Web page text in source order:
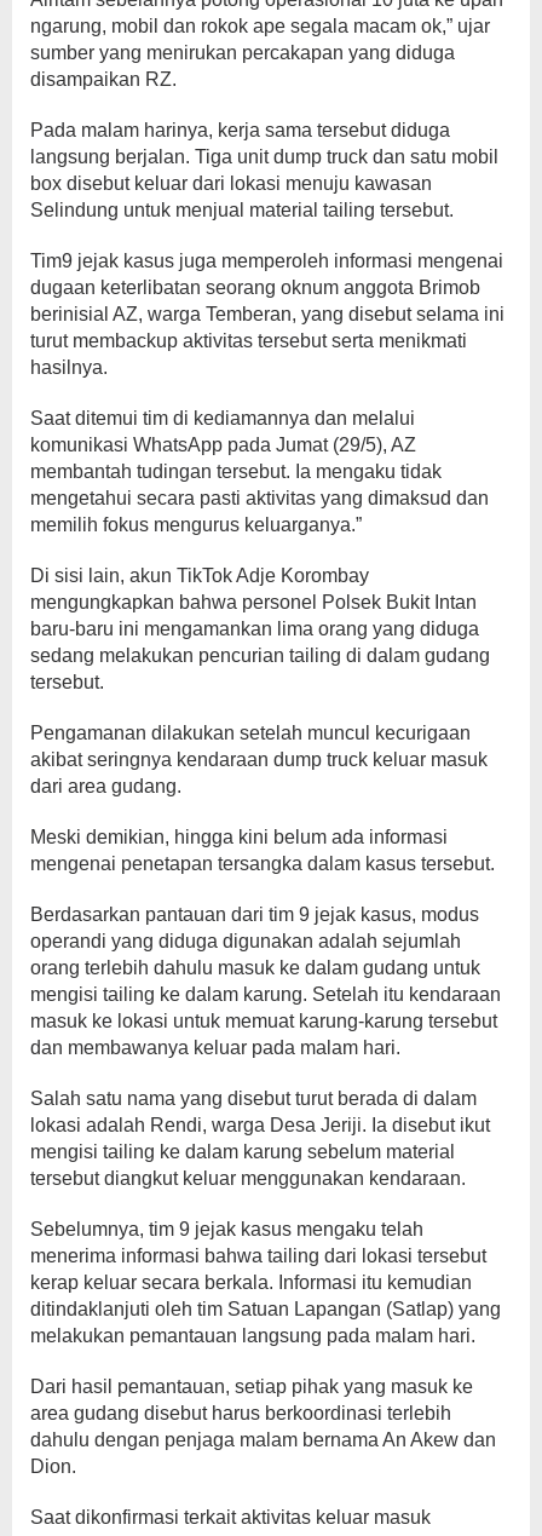
ngarung, mobil dan rokok ape segala macam ok,” ujar
sumber yang menirukan percakapan yang diduga
disampaikan RZ.
Pada malam harinya, kerja sama tersebut diduga
langsung berjalan. Tiga unit dump truck dan satu mobil
box disebut keluar dari lokasi menuju kawasan
Selindung untuk menjual material tailing tersebut.
Tim9 jejak kasus juga memperoleh informasi mengenai
dugaan keterlibatan seorang oknum anggota Brimob
berinisial AZ, warga Temberan, yang disebut selama ini
turut membackup aktivitas tersebut serta menikmati
hasilnya.
Saat ditemui tim di kediamannya dan melalui
komunikasi WhatsApp pada Jumat (29/5), AZ
membantah tudingan tersebut. Ia mengaku tidak
mengetahui secara pasti aktivitas yang dimaksud dan
memilih fokus mengurus keluarganya.”
Di sisi lain, akun TikTok Adje Korombay
mengungkapkan bahwa personel Polsek Bukit Intan
baru-baru ini mengamankan lima orang yang diduga
sedang melakukan pencurian tailing di dalam gudang
tersebut.
Pengamanan dilakukan setelah muncul kecurigaan
akibat seringnya kendaraan dump truck keluar masuk
dari area gudang.
Meski demikian, hingga kini belum ada informasi
mengenai penetapan tersangka dalam kasus tersebut.
Berdasarkan pantauan dari tim 9 jejak kasus, modus
operandi yang diduga digunakan adalah sejumlah
orang terlebih dahulu masuk ke dalam gudang untuk
mengisi tailing ke dalam karung. Setelah itu kendaraan
masuk ke lokasi untuk memuat karung-karung tersebut
dan membawanya keluar pada malam hari.
Salah satu nama yang disebut turut berada di dalam
lokasi adalah Rendi, warga Desa Jeriji. Ia disebut ikut
mengisi tailing ke dalam karung sebelum material
tersebut diangkut keluar menggunakan kendaraan.
Sebelumnya, tim 9 jejak kasus mengaku telah
menerima informasi bahwa tailing dari lokasi tersebut
kerap keluar secara berkala. Informasi itu kemudian
ditindaklanjuti oleh tim Satuan Lapangan (Satlap) yang
melakukan pemantauan langsung pada malam hari.
Dari hasil pemantauan, setiap pihak yang masuk ke
area gudang disebut harus berkoordinasi terlebih
dahulu dengan penjaga malam bernama An Akew dan
Dion.
Saat dikonfirmasi terkait aktivitas keluar masuk